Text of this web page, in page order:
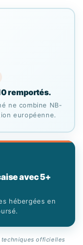
remportés.
ne combine NB-
européenne.
avec 5+
hébergées en
techniques officielles